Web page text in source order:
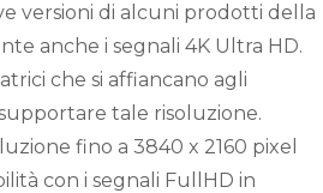
versioni di alcuni prodotti della
anche i segnali 4K Ultra HD.
che si affiancano agli
tale risoluzione.
fino a 3840 x 2160 pixel
con i segnali FullHD in